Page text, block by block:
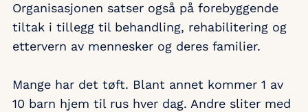
Organisasjonen satser også på forebyggende
tiltak i tillegg til behandling, rehabilitering og
ettervern av mennesker og deres familier.
Mange har det tøft. Blant annet kommer 1 av
10 barn hjem til rus hver dag. Andre sliter med